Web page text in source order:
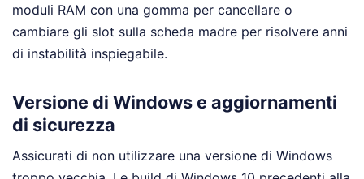
moduli RAM con una gomma per cancellare o
cambiare gli slot sulla scheda madre per risolvere anni
di instabilità inspiegabile.
Versione di Windows e aggiornamenti
di sicurezza
Assicurati di non utilizzare una versione di Windows